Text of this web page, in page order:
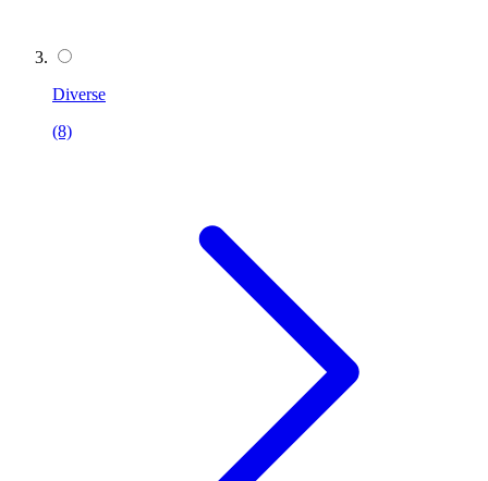
Diverse
(8)